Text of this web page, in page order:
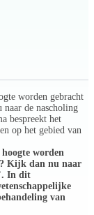
worden gebracht
de nascholing
bespreekt het
op het gebied van
worden
Kijk dan nu naar
In dit
van